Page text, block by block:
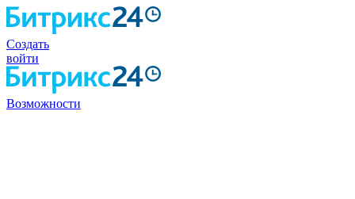
Создать
войти
Возможности